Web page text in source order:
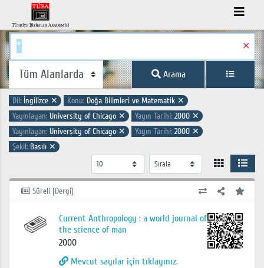
✕
Arama
Dil: İngilizce ✕ Konu: Doğa Bilimleri ve Matematik ✕
Yayınlayan: University of Chicago ✕ Yayın Tarihi: 2000 ✕
Yayınlayan: University of Chicago ✕ Yayın Tarihi: 2000 ✕
Şekil: Basılı ✕
Süreli [Dergi]
Current Anthropology : a world journal of
the science of man
2000
Mevcut sayılar için tıklayınız.